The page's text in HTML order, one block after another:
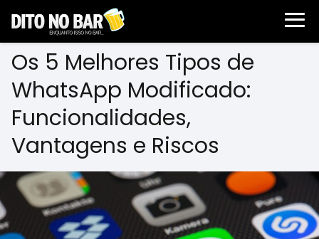
Os 5 Melhores Tipos de
WhatsApp Modificado:
Funcionalidades,
Vantagens e Riscos